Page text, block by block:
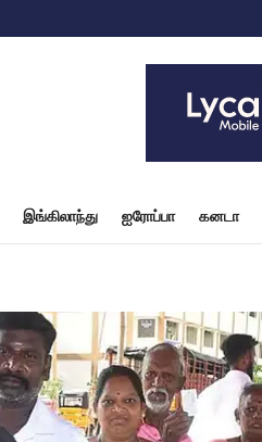
இங்கிலாந்து ஐரோப்பா கனடா